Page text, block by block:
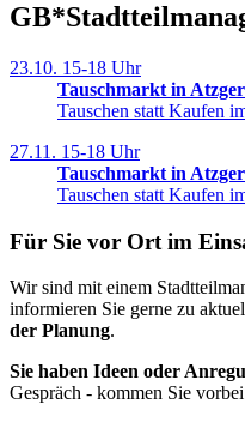
23.10. 15-18 Uhr
Tauschmarkt in
Tauschen statt Kaufen
27.11. 15-18 Uhr
Tauschmarkt in
Tauschen statt Kaufen
Für Sie vor Ort im
Wir sind mit einem
informieren Sie gerne zu
der Planung.
Sie haben Ideen oder
Gespräch - kommen Sie